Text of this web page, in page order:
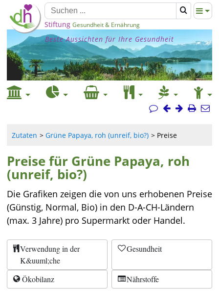
Stiftung Gesundheit & Ernährung
Beste Aussichten für Ihre Gesundheit
Zutaten Grüne Papaya, roh (unreif, bio?) Preise
Preise für Grüne Papaya, roh
(unreif, bio?)
Die Grafiken zeigen die von uns erhobenen Preise
(Günstig, Normal, Bio) in den D-A-CH-Ländern
(max. 3 Jahre) pro Supermarkt oder Handel.
Verwendung in der
K&uuml;che
Gesundheit
Ökobilanz Nährstoffe